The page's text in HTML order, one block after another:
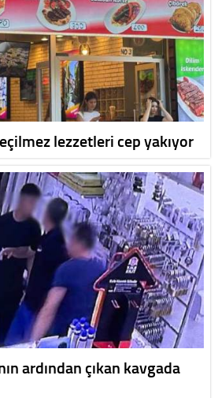
lezzetleri cep yakıyor
ardından çıkan kavgada